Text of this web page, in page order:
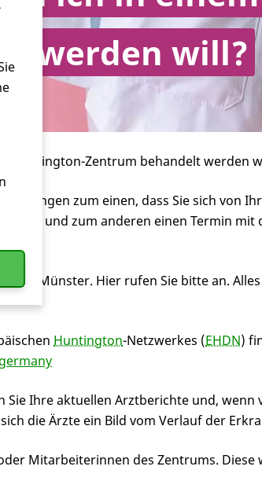
werden will?
Huntington-Zentrum behandelt werden
zum einen, dass Sie sich von
lassen und zum anderen einen Termin
in Münster. Hier rufen Sie bitte an.
Huntington-Netzwerkes (EHDN)
Ihre aktuellen Arztberichte und, wenn
die Ärzte ein Bild vom Verlauf der
Mitarbeiterinnen des Zentrums. Diese